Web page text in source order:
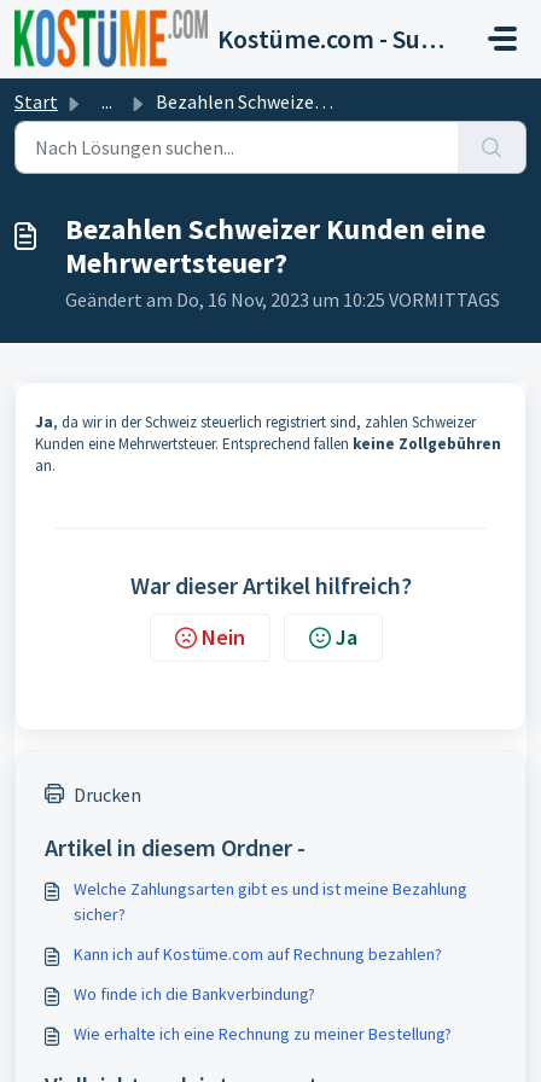
Zum hauptsächlichen Inhalt gehen
Kostüme.com - Support
Start ... Bezahlen Schweizer Kunden eine Mehrwertsteuer?
Bezahlen Schweizer Kunden eine
Mehrwertsteuer?
Geändert am Do, 16 Nov, 2023 um 10:25 VORMITTAGS
Ja, da wir in der Schweiz steuerlich registriert sind, zahlen Schweizer
Kunden eine Mehrwertsteuer. Entsprechend fallen keine Zollgebühren
an.
War dieser Artikel hilfreich?
Nein Ja
Drucken
Artikel in diesem Ordner -
Welche Zahlungsarten gibt es und ist meine Bezahlung
sicher?
Kann ich auf Kostüme.com auf Rechnung bezahlen?
Wo finde ich die Bankverbindung?
Wie erhalte ich eine Rechnung zu meiner Bestellung?